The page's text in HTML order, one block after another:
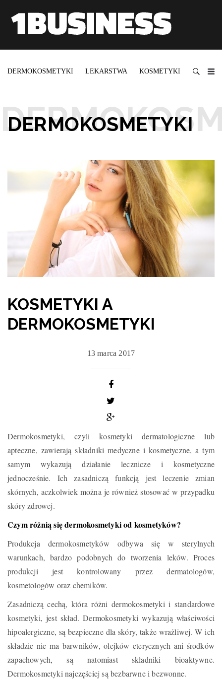
DERMOKOSMETYKI LEKARSTWA KOSMETYKI
DERMOKOSMETYKI
KOSMETYKI A
DERMOKOSMETYKI
13 marca 2017
Dermokosmetyki, czyli kosmetyki dermatologiczne lub
apteczne, zawierają składniki medyczne i kosmetyczne, a tym
samym wykazują działanie lecznicze i kosmetyczne
jednocześnie. Ich zasadniczą funkcją jest leczenie zmian
skórnych, aczkolwiek można je również stosować w przypadku
skóry zdrowej.
Czym różnią się dermokosmetyki od kosmetyków?
Produkcja dermokosmetyków odbywa się w sterylnych
warunkach, bardzo podobnych do tworzenia leków. Proces
produkcji jest kontrolowany przez dermatologów,
kosmetologów oraz chemików.
Zasadniczą cechą, która różni dermokosmetyki i standardowe
kosmetyki, jest skład. Dermokosmetyki wykazują właściwości
hipoalergiczne, są bezpieczne dla skóry, także wrażliwej. W ich
składzie nie ma barwników, olejków eterycznych ani środków
zapachowych, są natomiast składniki bioaktywne.
Dermokosmetyki najczęściej są bezbarwne i bezwonne.